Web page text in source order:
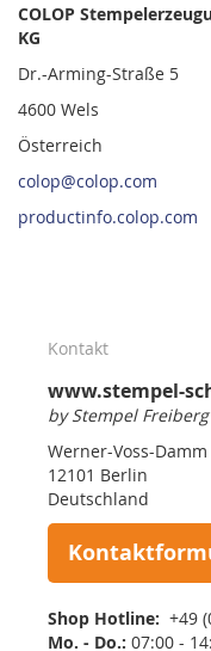
COLOP
KG
Dr.-Arming-Straße 5
4600 Wels
Österreich
colop@colop.com
productinfo.colop.com
Kontakt
www.stempel-
by Stempel Freiberg
Werner-Voss-
12101 Berlin
Deutschland
Shop Hotline: +49
Mo. - Do.: 07:00 -